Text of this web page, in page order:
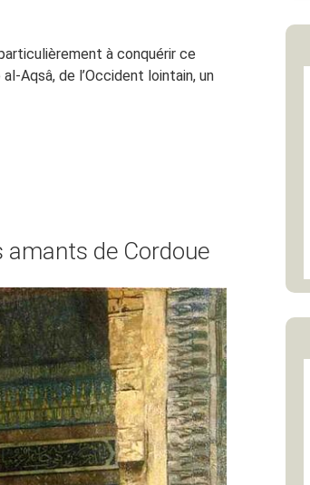
à conquérir ce
Aqsâ, de l’Occident lointain, un
amants de Cordoue